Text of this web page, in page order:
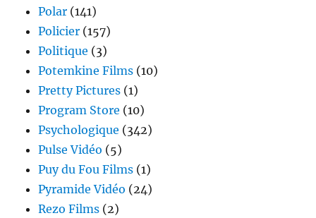
Polar (141)
Policier (157)
Politique (3)
Potemkine Films (10)
Pretty Pictures (1)
Program Store (10)
Psychologique (342)
Pulse Vidéo (5)
Puy du Fou Films (1)
Pyramide Vidéo (24)
Rezo Films (2)